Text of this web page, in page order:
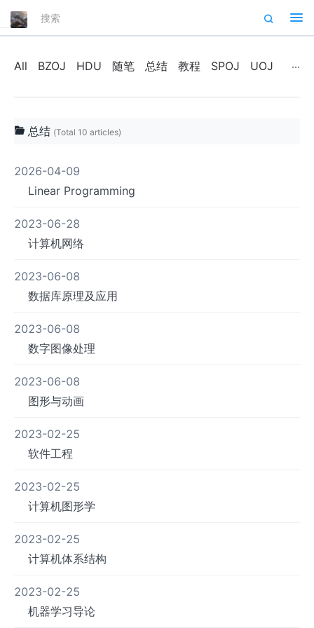
All
BZOJ HDU 随笔 总结 教程 SPOJ UOJ
总结 (Total 10 articles)
2026-04-09
Linear Programming
2023-06-28
计算机网络
2023-06-08
数据库原理及应用
2023-06-08
数字图像处理
2023-06-08
图形与动画
2023-02-25
软件工程
2023-02-25
计算机图形学
2023-02-25
计算机体系结构
2023-02-25
机器学习导论